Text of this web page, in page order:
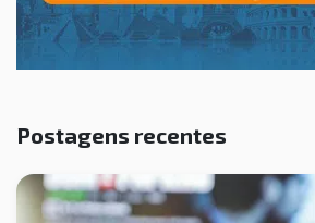
Postagens recentes